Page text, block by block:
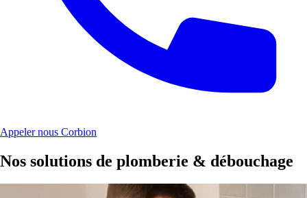
Appeler nous Corbion
Nos solutions de plomberie & débouchage